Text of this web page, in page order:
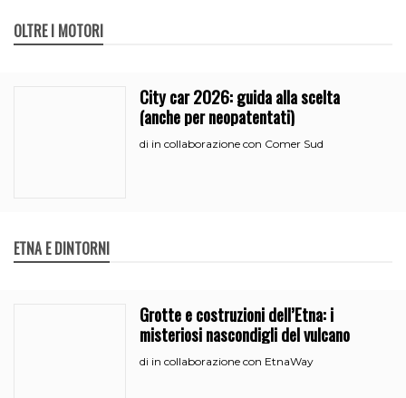
OLTRE I MOTORI
City car 2026: guida alla scelta
(anche per neopatentati)
di in collaborazione con Comer Sud
ETNA E DINTORNI
Grotte e costruzioni dell’Etna: i
misteriosi nascondigli del vulcano
di in collaborazione con EtnaWay